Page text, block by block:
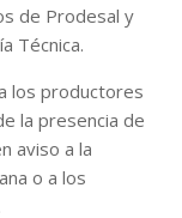
de Prodesal y
Técnica.
los productores
la presencia de
aviso a la
o a los